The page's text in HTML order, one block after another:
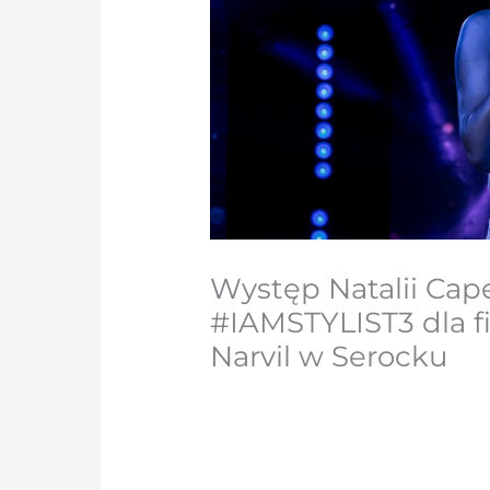
Występ Natalii
#IAMSTYLIST3 dla
Narvil w Serocku